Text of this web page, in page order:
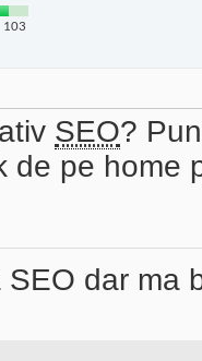
103
SEO?
de pe home
SEO dar ma